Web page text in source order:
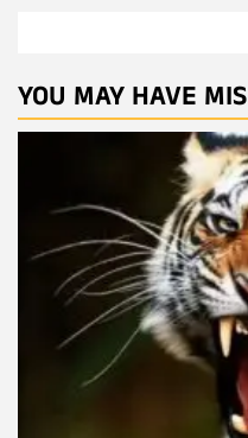
YOU MAY HAVE